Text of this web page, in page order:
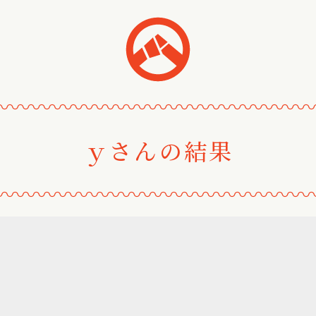
〰〰〰〰〰〰〰〰〰〰〰〰〰〰〰
ｙさんの結果
〰〰〰〰〰〰〰〰〰〰〰〰〰〰〰